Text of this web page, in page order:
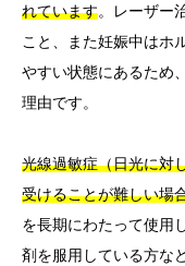
れています。レーザー
こと、また妊娠中はホ
やすい状態にあるため
理由です。
光線過敏症（日光に対
受けることが難しい場
を長期にわたって使用
剤を服用している方な